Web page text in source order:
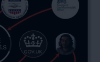
sírio realizado
Unido em 14 de